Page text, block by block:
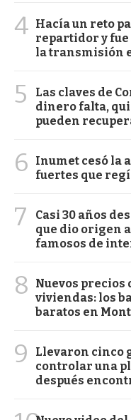
4 Hacía un reto
repartidor y fue
la transmisión
5
Las claves de
dinero falta,
pueden
6
Inumet cesó la
fuertes que
7
Casi 30 años
que dio origen
famosos de
8
Nuevos precios
viviendas: los
baratos en
9
Llevaron cinco
controlar una
después